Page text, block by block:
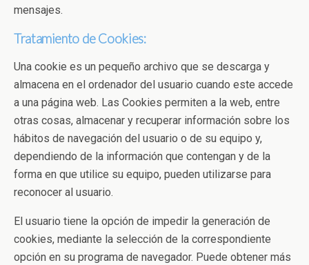
mensajes.
Tratamiento de Cookies:
Una cookie es un pequeño archivo que se descarga y
almacena en el ordenador del usuario cuando este accede
a una página web. Las Cookies permiten a la web, entre
otras cosas, almacenar y recuperar información sobre los
hábitos de navegación del usuario o de su equipo y,
dependiendo de la información que contengan y de la
forma en que utilice su equipo, pueden utilizarse para
reconocer al usuario.
El usuario tiene la opción de impedir la generación de
cookies, mediante la selección de la correspondiente
opción en su programa de navegador. Puede obtener más